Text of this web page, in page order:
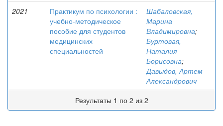
2021
Практикум по психологии :
учебно-методическое
пособие для студентов
медицинских
специальностей
Шабаловская,
Марина
Владимировна;
Буртовая,
Наталия
Борисовна;
Давыдов, Артем
Александрович
Результаты 1 по 2 из 2